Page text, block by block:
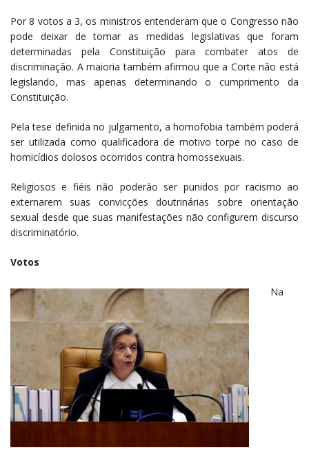
Por 8 votos a 3, os ministros entenderam que o Congresso não
pode deixar de tomar as medidas legislativas que foram
determinadas pela Constituição para combater atos de
discriminação. A maioria também afirmou que a Corte não está
legislando, mas apenas determinando o cumprimento da
Constituição.
Pela tese definida no julgamento, a homofobia também poderá
ser utilizada como qualificadora de motivo torpe no caso de
homicídios dolosos ocorridos contra homossexuais.
Religiosos e fiéis não poderão ser punidos por racismo ao
externarem suas convicções doutrinárias sobre orientação
sexual desde que suas manifestações não configurem discurso
discriminatório.
Votos
Na